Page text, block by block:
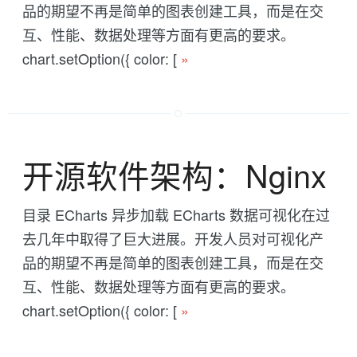
品的期望不再是简单的图表创建工具，而是在交
互、性能、数据处理等方面有更高的要求。
chart.setOption({ color: [ »
开源软件架构：Nginx
目录 ECharts 异步加载 ECharts 数据可视化在过
去几年中取得了巨大进展。开发人员对可视化产
品的期望不再是简单的图表创建工具，而是在交
互、性能、数据处理等方面有更高的要求。
chart.setOption({ color: [ »